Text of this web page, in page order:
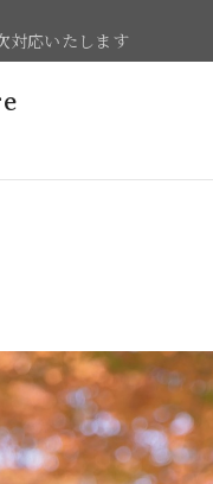
対応いたします